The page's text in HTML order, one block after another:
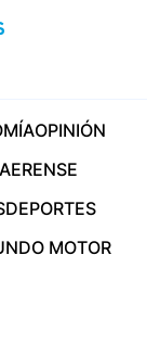
OPINIÓN
DEPORTES
MOTOR